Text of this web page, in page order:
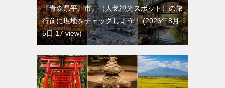
『青森県平川市』（人気観光スポット）の旅
行前に現地をチェックしよう！ 2026年8月
5日 17 view